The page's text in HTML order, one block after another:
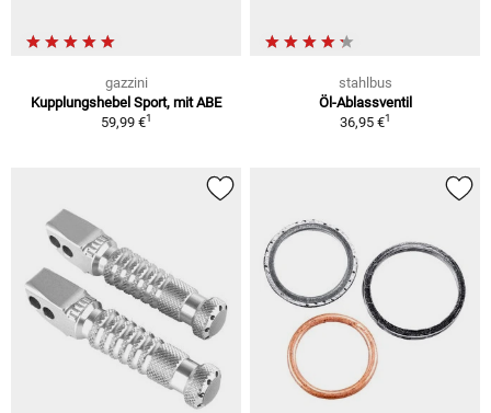
gazzini
Kupplungshebel Sport, mit ABE
59,99 €1
stahlbus
Öl-Ablassventil
36,95 €1